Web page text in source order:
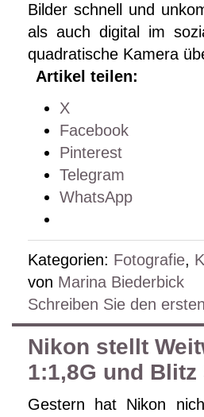
Bilder schnell und
als auch digital im
quadratische Kamera
Artikel teilen:
X
Facebook
Pinterest
Telegram
WhatsApp
Kategorien: Fotografie,
von Marina Biederbick
Schreiben Sie den
Nikon stellt
1:1,8G und Blitz
Gestern hat Nikon